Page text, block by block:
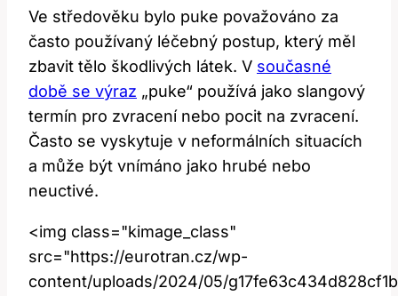
Ve středověku bylo puke považováno za
často používaný léčebný postup, který měl
zbavit tělo škodlivých látek. V současné
době se výraz „puke“ používá jako slangový
termín pro zvracení nebo pocit na zvracení.
Často se vyskytuje v neformálních situacích
a může být vnímáno jako hrubé nebo
neuctivé.
<img class="kimage_class"
src="https://eurotran.cz/wp-
content/uploads/2024/05/